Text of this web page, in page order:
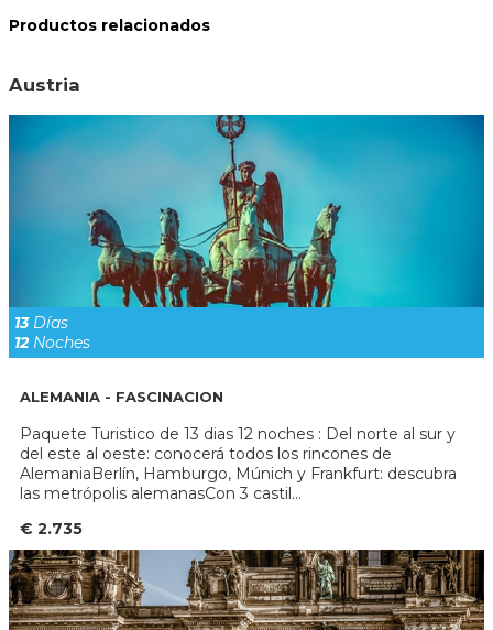
Productos relacionados
Austria
13Días
12Noches
ALEMANIA - FASCINACION
Paquete Turistico de 13 dias 12 noches : Del norte al sur y
del este al oeste: conocerá todos los rincones de
AlemaniaBerlín, Hamburgo, Múnich y Frankfurt: descubra
las metrópolis alemanasCon 3 castil...
€ 2.735